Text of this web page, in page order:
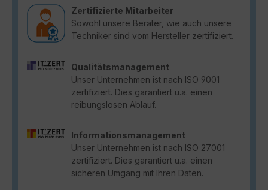
Zertifizierte Mitarbeiter
Sowohl unsere Berater, wie auch unsere
Techniker sind vom Hersteller zertifiziert.
Qualitätsmanagement
Unser Unternehmen ist nach ISO 9001
zertifiziert. Dies garantiert u.a. einen
reibungslosen Ablauf.
Informationsmanagement
Unser Unternehmen ist nach ISO 27001
zertifiziert. Dies garantiert u.a. einen
sicheren Umgang mit Ihren Daten.